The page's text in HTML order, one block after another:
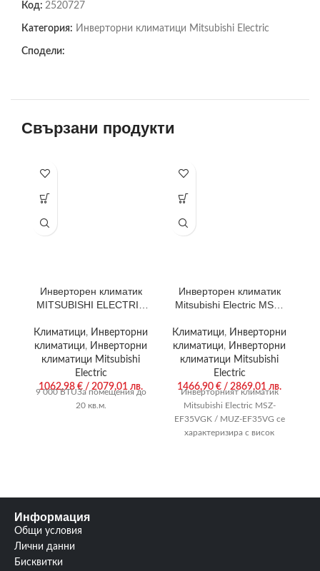
Код: 2520727
Категория: Инверторни климатици Mitsubishi Electric
Сподели:
Свързани продукти
Инверторен климатик
MITSUBISHI ELECTRIC
EF25VG
Климатици, Инверторни
климатици, Инверторни
климатици Mitsubishi
Electric
1062,98€ / 2079,01 лв.
9 000 BTUЗа помещения до
20 кв.м.
Инверторен климатик
Mitsubishi Electric MSZ-
EF35VEG
Климатици, Инверторни
климатици, Инверторни
климатици Mitsubishi
Electric
1466,90 € / 2869,01 лв.
Инверторният климатик
Mitsubishi Electric MSZ-
EF35VGK / MUZ-EF35VG се
характеризира с висок
Информация
Общи условия
Лични данни
Бисквитки